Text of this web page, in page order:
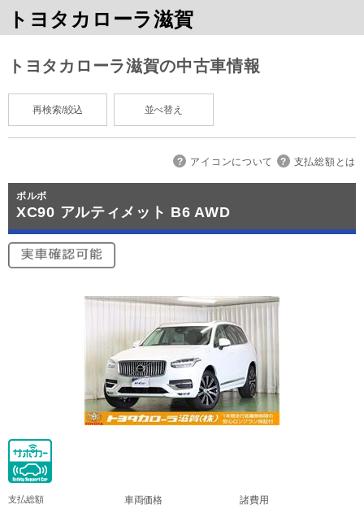
トヨタカローラ滋賀
トヨタカローラ滋賀の中古車情報
再検索/絞込 並べ替え
アイコンについて 支払総額とは
ボルボ
XC90 アルティメット B6 AWD
支払総額 車両価格 諸費用